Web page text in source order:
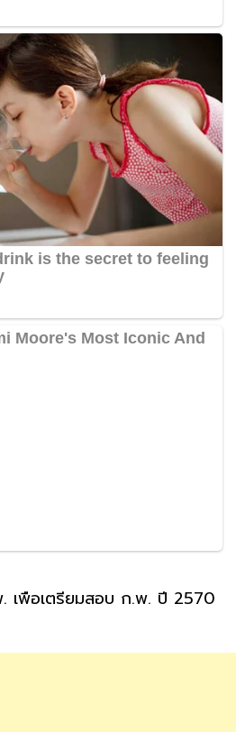
เพื่อเตรียมสอบ ก.พ. ปี 2570